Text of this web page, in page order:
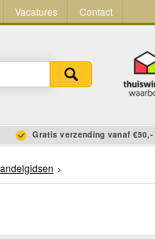
Vacatures Contact
Gratis verzending vanaf €50,-